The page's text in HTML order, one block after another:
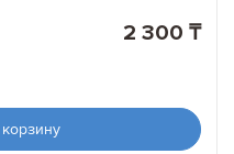
2 300 ₸